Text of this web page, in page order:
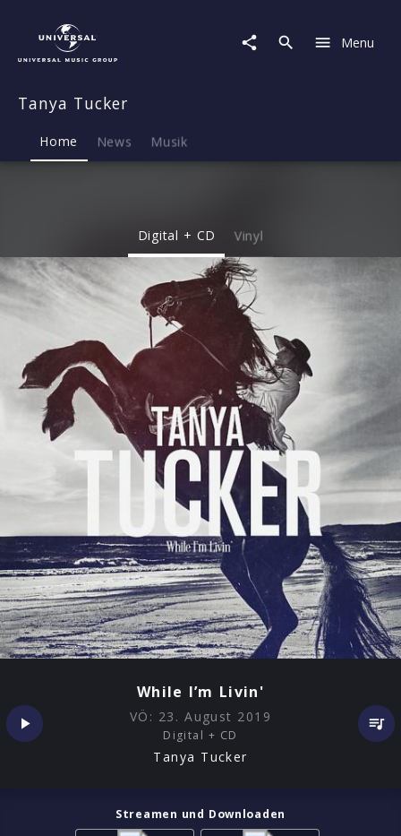
Musik
Merch
Menu
Tanya Tucker
Home News Musik
Digital + CD Vinyl
While I’m Livin'
VÖ: 23. August 2019
Digital + CD
Tanya Tucker
Streamen und Downloaden